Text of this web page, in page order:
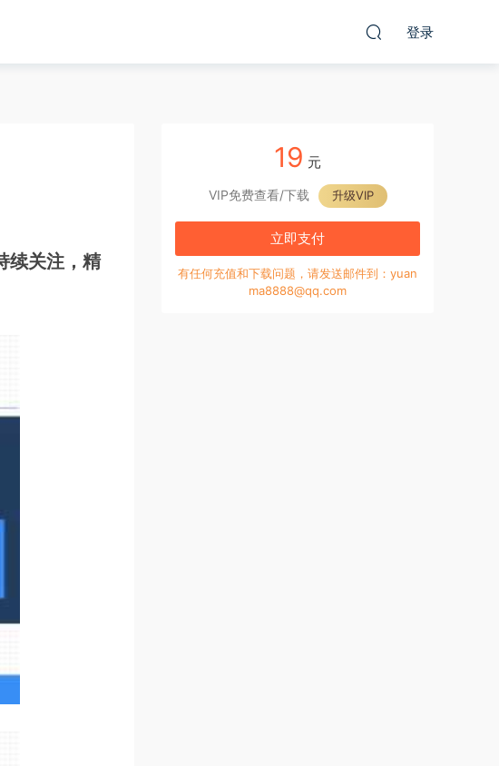
登录
续关注，精
19 元
VIP免费查看/下载 升级VIP
立即支付
有任何充值和下载问题，请发送邮件到：yuan
ma8888@qq.com